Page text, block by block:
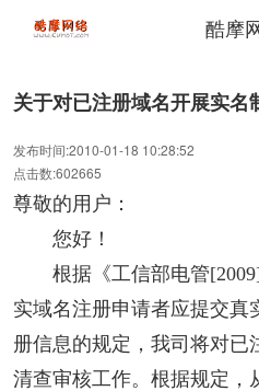
酷摩
关于对已注册域名开展实名
发布时间:2010-01-18 10:28:52
点击数:602665
尊敬的用户：
您好！
根据《工信部电管
实域名注册申请者应提交真
册信息的规定，我司将对已
清查审核工作。根据规定，